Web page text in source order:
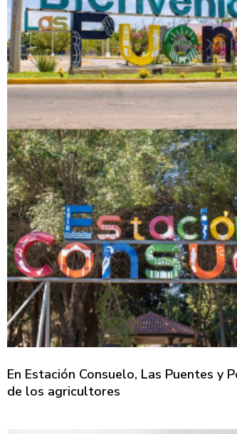
En Estación Consuelo, Las Puentes
de los agricultores